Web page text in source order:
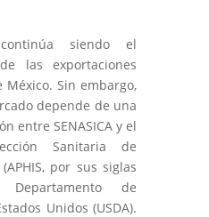
siendo el
las exportaciones
Sin embargo,
depende de una
entre SENASICA y el
Sanitaria de
por sus siglas
de
Unidos (USDA).